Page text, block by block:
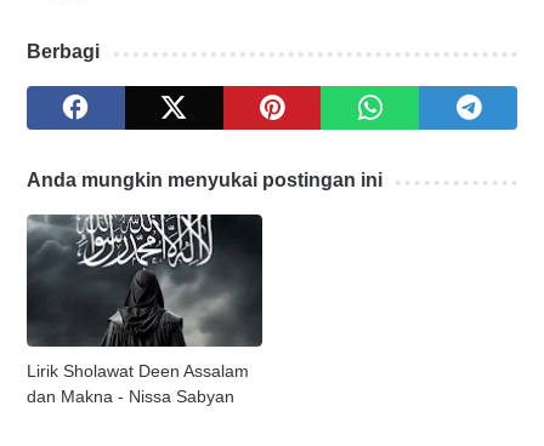
Berbagi
Anda mungkin menyukai postingan ini
Lirik Sholawat Deen Assalam
dan Makna - Nissa Sabyan